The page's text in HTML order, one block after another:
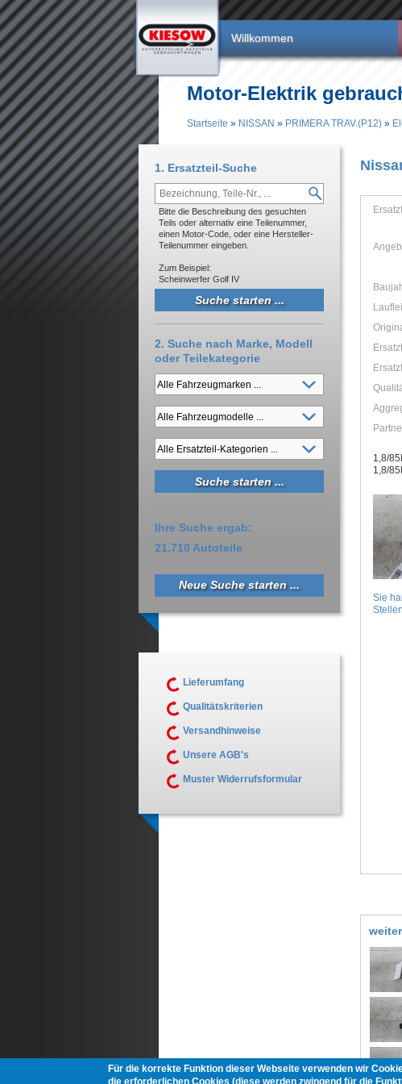
Direkt zum Inhalt
Willkommen
Motor-Elektrik
Startseite » NISSAN » PRIMERA TRAV.(P12) »
1,8/
1,8/
Sie
1. Ersatzteil-Suche
Bitte die Beschreibung des gesuchten
Teils oder alternativ eine Teilenummer,
einen Motor-Code, oder eine Hersteller-
Teilenummer eingeben.
Zum Beispiel:
Scheinwerfer Golf IV
2. Suche nach Marke, Modell
oder Teilekategorie
Ihre Suche ergab:
21.710 Autoteile
Neue Suche starten ...
Lieferumfang
Qualitätskriterien
Versandhinweise
Unsere AGB's
Muster Widerrufsformular
Für die korrekte Funktion dieser Webseite verwenden wir
die erforderlichen Cookies (diese werden zwingend für die